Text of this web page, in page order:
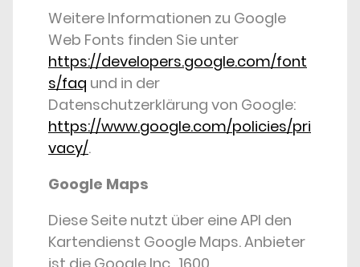
Weitere Informationen zu Google
Web Fonts finden Sie unter
https://developers.google.com/font
s/faq und in der
Datenschutzerklärung von Google:
https://www.google.com/policies/pri
vacy/.
Google Maps
Diese Seite nutzt über eine API den
Kartendienst Google Maps. Anbieter